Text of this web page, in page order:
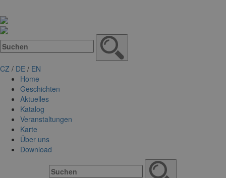
CZ / DE / EN
Home
Geschichten
Aktuelles
Katalog
Veranstaltungen
Karte
Über uns
Download